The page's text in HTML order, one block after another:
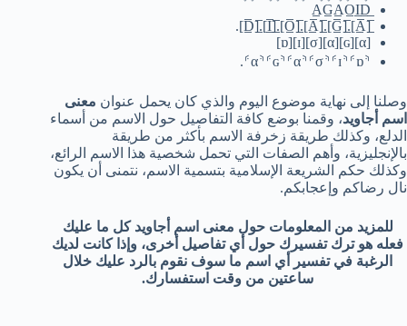
[̲̅A̲̅].[̲̅G̲̅].[̲̅A̲̅].[̲̅O̲̅].[̲̅I̲̅].[̲̅D̲̅].
[α][ɢ][α][σ][ɪ][ɒ]
⸄α⸅⸄ɢ⸅⸄α⸅⸄σ⸅⸄ɪ⸅⸄ɒ⸅.
وصلنا إلى نهاية موضوع اليوم والذي كان يحمل عنوان معنى
اسم أجاويد، وقمنا بوضع كافة التفاصيل حول الاسم من أسماء
الدلع، وكذلك طريقة زخرفة الاسم بأكثر من طريقة
بالإنجليزية، وأهم الصفات التي تحمل شخصية هذا الاسم الرائع،
وكذلك حكم الشريعة الإسلامية بتسمية الاسم، نتمنى أن يكون
نال رضاكم وإعجابكم.
للمزيد من المعلومات حول معنى اسم أجاويد كل ما عليك
فعله هو ترك تفسيرك حول أي تفاصيل أخرى، وإذا كانت لديك
الرغبة في تفسير أي اسم ما سوف نقوم بالرد عليك خلال
ساعتين من وقت استفسارك.